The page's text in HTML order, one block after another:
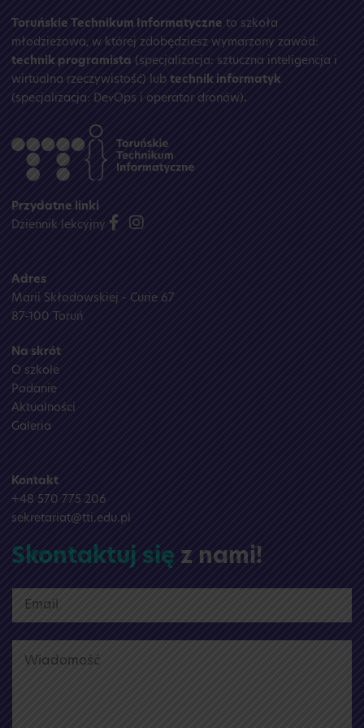
Toruńskie Technikum Informatyczne to szkoła
młodzieżowa, w której zdobędziesz wymarzony zawód:
technik programista (specjalizacja: sztuczna inteligencja i
wirtualna rzeczywistość) lub technik informatyk
(specjalizacja: DevOps i operator dronów).
Przydatne linki
Dziennik lekcyjny
Adres
Marii Skłodowskiej - Curie 67
87-100 Toruń
Na skrót
O szkole
Podanie
Aktualności
Galeria
Kontakt
+48 570 775 206
sekretariat@tti.edu.pl
Skontaktuj się z nami!